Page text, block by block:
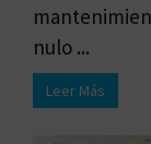
nulo ...
Leer Más